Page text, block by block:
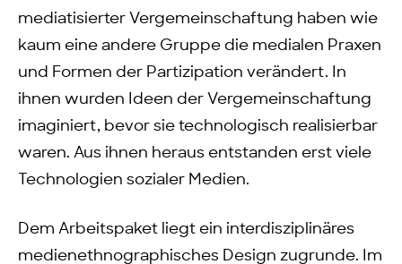
mediatisierter Vergemeinschaftung haben wie
kaum eine andere Gruppe die medialen Praxen
und Formen der Partizipation verändert. In
ihnen wurden Ideen der Vergemeinschaftung
imaginiert, bevor sie technologisch realisierbar
waren. Aus ihnen heraus entstanden erst viele
Technologien sozialer Medien.
Dem Arbeitspaket liegt ein interdisziplinäres
medienethnographisches Design zugrunde. Im